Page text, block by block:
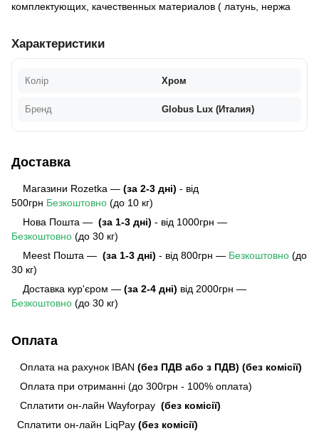
комплектующих, качественных материалов ( латунь, нержа
Характеристики
Колір Хром
Бренд Globus Lux (Италия)
Доставка
Магазини Rozetka — (за 2-3 дні) - від
500грн Безкоштовно (до 10 кг)
Нова Пошта — (за 1-3 дні) - від 1000грн —
Безкоштовно (до 30 кг)
Meest Пошта — (за 1-3 дні) - від 800грн — Безкоштовно (до
30 кг)
Доставка кур'єром — (за 2-4 дні) від 2000грн —
Безкоштовно (до 30 кг)
Оплата
Оплата на рахунок IBAN (без ПДВ або з ПДВ) (без комісії)
Оплата при отриманні (до 300грн - 100% оплата)
Сплатити он-лайн Wayforpay (без комісії)
Сплатити он-лайн LiqPay (без комісії)